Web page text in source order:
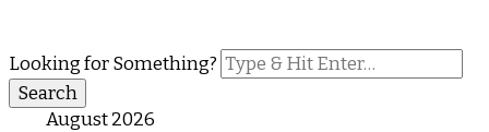
Looking for Something?
August 2026